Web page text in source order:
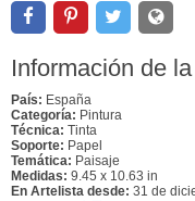
Información de
País: España
Categoría: Pintura
Técnica: Tinta
Soporte: Papel
Temática: Paisaje
Medidas: 9.45 x 10.63 in
En Artelista desde: 31 de